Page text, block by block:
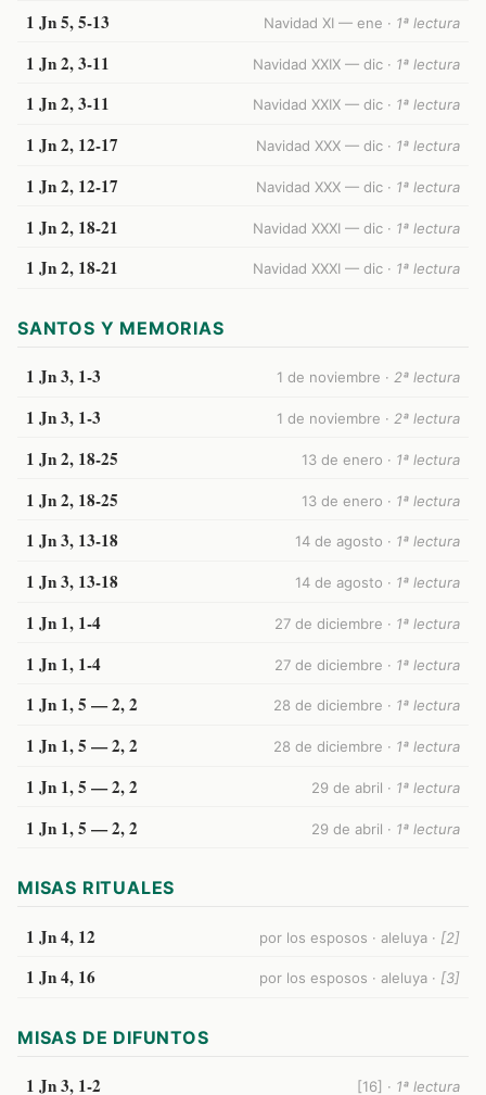
1 Jn 5, 5-13 Navidad XI — ene · 1ª lectura
1 Jn 2, 3-11 Navidad XXIX — dic · 1ª lectura
1 Jn 2, 3-11 Navidad XXIX — dic · 1ª lectura
1 Jn 2, 12-17 Navidad XXX — dic · 1ª lectura
1 Jn 2, 12-17 Navidad XXX — dic · 1ª lectura
1 Jn 2, 18-21 Navidad XXXI — dic · 1ª lectura
1 Jn 2, 18-21 Navidad XXXI — dic · 1ª lectura
SANTOS Y MEMORIAS
1 Jn 3, 1-3 1 de noviembre · 2ª lectura
1 Jn 3, 1-3 1 de noviembre · 2ª lectura
1 Jn 2, 18-25 13 de enero · 1ª lectura
1 Jn 2, 18-25 13 de enero · 1ª lectura
1 Jn 3, 13-18 14 de agosto · 1ª lectura
1 Jn 3, 13-18 14 de agosto · 1ª lectura
1 Jn 1, 1-4 27 de diciembre · 1ª lectura
1 Jn 1, 1-4 27 de diciembre · 1ª lectura
1 Jn 1, 5 — 2, 2 28 de diciembre · 1ª lectura
1 Jn 1, 5 — 2, 2 28 de diciembre · 1ª lectura
1 Jn 1, 5 — 2, 2 29 de abril · 1ª lectura
1 Jn 1, 5 — 2, 2 29 de abril · 1ª lectura
MISAS RITUALES
1 Jn 4, 12 por los esposos · aleluya · [2]
1 Jn 4, 16 por los esposos · aleluya · [3]
MISAS DE DIFUNTOS
1 Jn 3, 1-2 [16] · 1ª lectura